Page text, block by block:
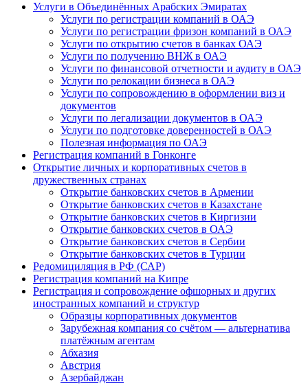
Услуги в Объединённых Арабских Эмиратах
Услуги по регистрации компаний в ОАЭ
Услуги по регистрации фризон компаний в ОАЭ
Услуги по открытию счетов в банках ОАЭ
Услуги по получению ВНЖ в ОАЭ
Услуги по финансовой отчетности и аудиту в ОАЭ
Услуги по релокации бизнеса в ОАЭ
Услуги по сопровождению в оформлении виз и
документов
Услуги по легализации документов в ОАЭ
Услуги по подготовке доверенностей в ОАЭ
Полезная информация по ОАЭ
Регистрация компаний в Гонконге
Открытие личных и корпоративных счетов в
дружественных странах
Открытие банковских счетов в Армении
Открытие банковских счетов в Казахстане
Открытие банковских счетов в Киргизии
Открытие банковских счетов в ОАЭ
Открытие банковских счетов в Сербии
Открытие банковских счетов в Турции
Редомициляция в РФ (САР)
Регистрация компаний на Кипре
Регистрация и сопровождение офшорных и других
иностранных компаний и структур
Образцы корпоративных документов
Зарубежная компания со счётом — альтернатива
платёжным агентам
Абхазия
Австрия
Азербайджан